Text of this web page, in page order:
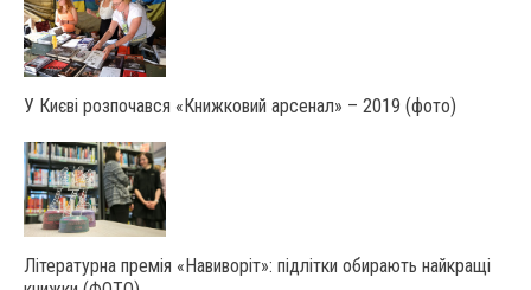
У Києві розпочався «Книжковий арсенал» – 2019 (фото)
Літературна премія «Навиворіт»: підлітки обирають найкращі